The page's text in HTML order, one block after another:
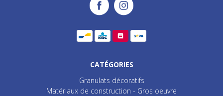
CATÉGORIES
Granulats décoratifs
Matériaux de construction - Gros oeuvre